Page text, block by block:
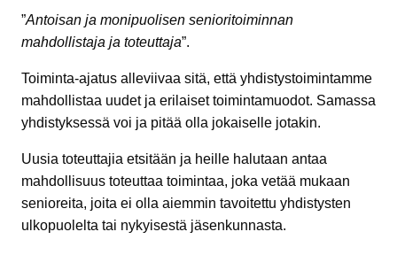
”Antoisan ja monipuolisen senioritoiminnan
mahdollistaja ja toteuttaja”.
Toiminta-ajatus alleviivaa sitä, että yhdistystoimintamme
mahdollistaa uudet ja erilaiset toimintamuodot. Samassa
yhdistyksessä voi ja pitää olla jokaiselle jotakin.
Uusia toteuttajia etsitään ja heille halutaan antaa
mahdollisuus toteuttaa toimintaa, joka vetää mukaan
senioreita, joita ei olla aiemmin tavoitettu yhdistysten
ulkopuolelta tai nykyisestä jäsenkunnasta.